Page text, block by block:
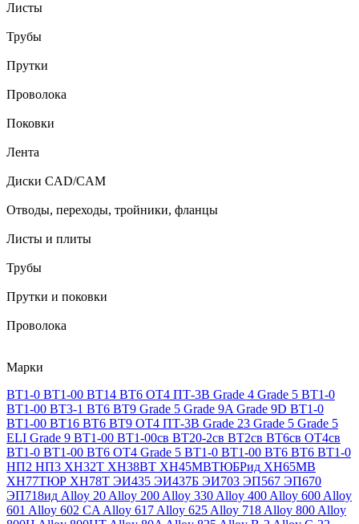
Листы
Трубы
Прутки
Проволока
Поковки
Лента
Диски CAD/CAM
Отводы, переходы, тройники, фланцы
Листы и плиты
Трубы
Прутки и поковки
Проволока
Марки
ВТ1-0 ВТ1-00 ВТ14 ВТ6 ОТ4 ПТ-3В Grade 4 Grade 5 ВТ1-0
ВТ1-00 ВТ3-1 ВТ6 ВТ9 Grade 5 Grade 9A Grade 9D ВТ1-0
ВТ1-00 ВТ16 ВТ6 ВТ9 ОТ4 ПТ-3В Grade 23 Grade 5 Grade 5
ELI Grade 9 ВТ1-00 ВТ1-00св ВТ20-2св ВТ2св ВТ6св ОТ4св
ВТ1-0 ВТ1-00 ВТ6 ОТ4 Grade 5 ВТ1-0 ВТ1-00 ВТ6 ВТ6 ВТ1-0
НП2 НП3 ХН32Т ХН38ВТ ХН45МВТЮБРид ХН65МВ
ХН77ТЮР ХН78Т ЭИ435 ЭИ437Б ЭИ703 ЭП567 ЭП670
ЭП718ид Alloy 20 Alloy 200 Alloy 330 Alloy 400 Alloy 600 Alloy
601 Alloy 602 CA Alloy 617 Alloy 625 Alloy 718 Alloy 800 Alloy